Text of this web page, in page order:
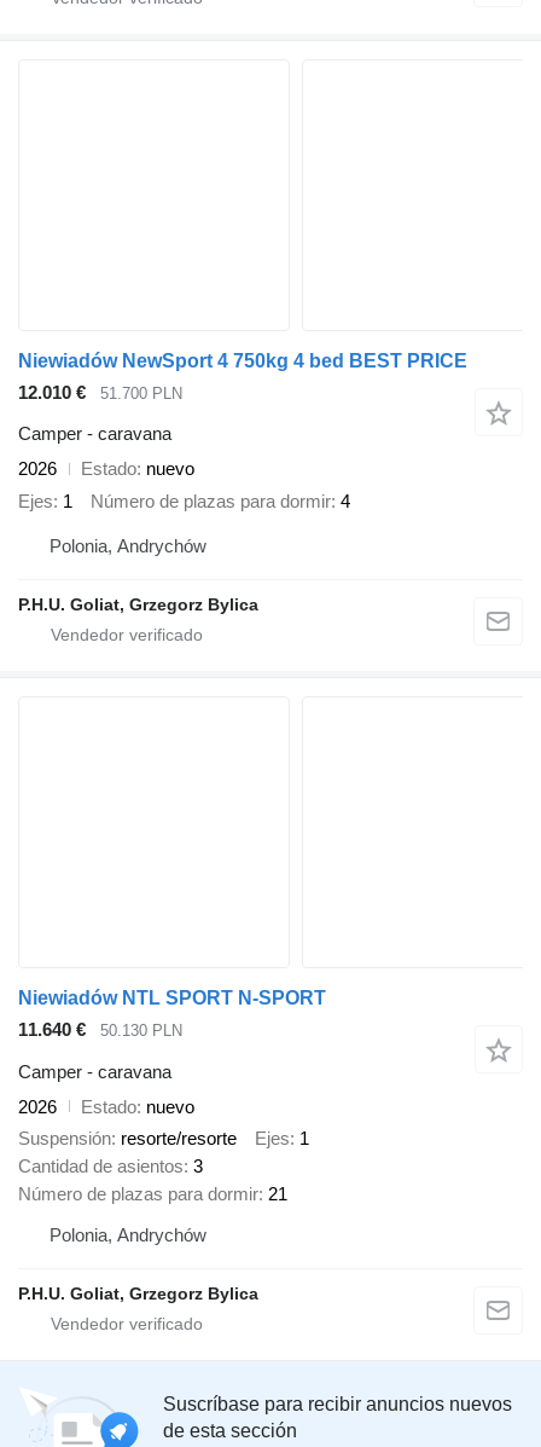
Niewiadów NewSport 4 750kg 4 bed BEST PRICE
12.010 €
51.700 PLN
Camper - caravana
2026
Estado nuevo
Ejes 1 Número de plazas para dormir 4
Polonia, Andrychów
P.H.U. Goliat, Grzegorz Bylica
Niewiadów NTL SPORT N-SPORT
11.640 €
50.130 PLN
Camper - caravana
2026
Estado nuevo
Suspensión resorte/resorte Ejes 1
Cantidad de asientos 3
Número de plazas para dormir 21
Polonia, Andrychów
P.H.U. Goliat, Grzegorz Bylica
Suscríbase para recibir anuncios nuevos
de esta sección